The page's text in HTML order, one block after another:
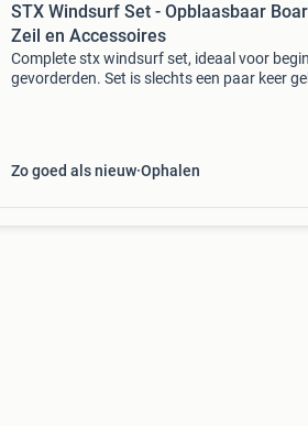
STX Windsurf Set - Opblaasbaar
Zeil en Accessoires
Complete stx windsurf set, ideaal voor
gevorderden. Set is slechts een paar keer
Zo goed als nieuw Ophalen